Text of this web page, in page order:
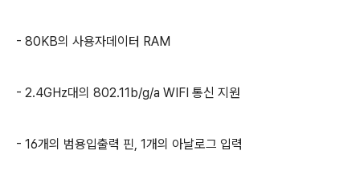
- 80KB의 사용자데이터 RAM
- 2.4GHz대의 802.11b/g/a WIFI 통신 지원
- 16개의 범용입출력 핀, 1개의 아날로그 입력